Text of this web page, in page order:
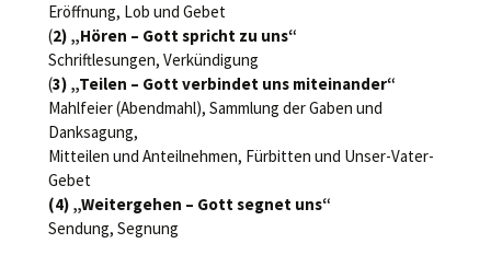
Eröffnung, Lob und Gebet
(2) „Hören – Gott spricht zu uns“
Schriftlesungen, Verkündigung
(3) „Teilen – Gott verbindet uns miteinander“
Mahlfeier (Abendmahl), Sammlung der Gaben und
Danksagung,
Mitteilen und Anteilnehmen, Fürbitten und Unser-Vater-
Gebet
(4) „Weitergehen – Gott segnet uns“
Sendung, Segnung